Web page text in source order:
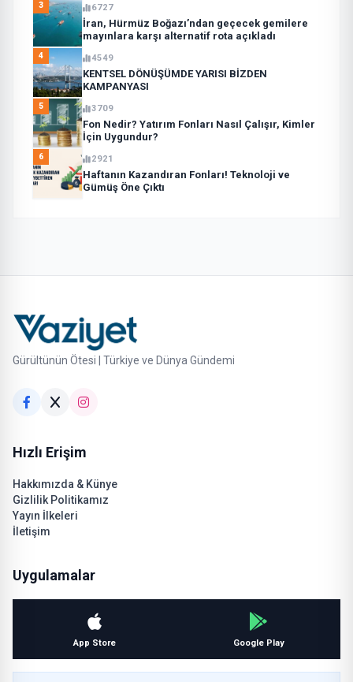
3 6727
İran, Hürmüz Boğazı’ndan geçecek gemilere
mayınlara karşı alternatif rota açıkladı
4 4549
KENTSEL DÖNÜŞÜMDE YARISI BİZDEN
KAMPANYASI
5 3709
Fon Nedir? Yatırım Fonları Nasıl Çalışır, Kimler
İçin Uygundur?
6 2921
Haftanın Kazandıran Fonları! Teknoloji ve
Gümüş Öne Çıktı
Gürültünün Ötesi | Türkiye ve Dünya Gündemi
Hızlı Erişim
Hakkımızda & Künye
Gizlilik Politikamız
Yayın İlkeleri
İletişim
Uygulamalar
App Store Google Play